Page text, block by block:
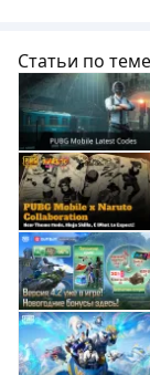
Статьи по теме